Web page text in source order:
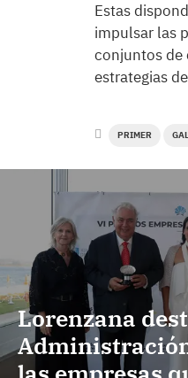
Estas
impulsar las
conjuntos de
estrategias
PRIMER
Lorenzana